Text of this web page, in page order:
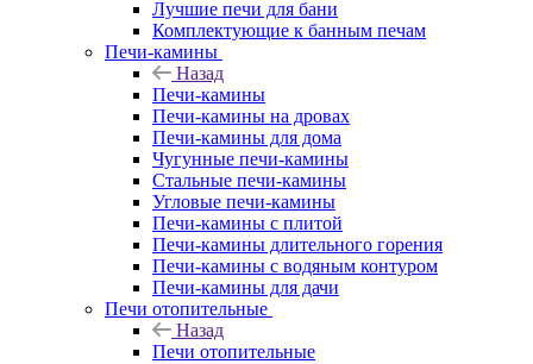
Лучшие печи для бани
Комплектующие к банным печам
Печи-камины
Назад
Печи-камины
Печи-камины на дровах
Печи-камины для дома
Чугунные печи-камины
Стальные печи-камины
Угловые печи-камины
Печи-камины с плитой
Печи-камины длительного горения
Печи-камины с водяным контуром
Печи-камины для дачи
Печи отопительные
Назад
Печи отопительные